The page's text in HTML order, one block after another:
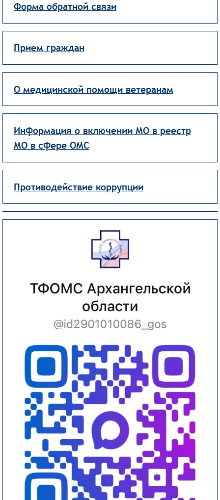
Форма обратной связи
Прием граждан
О медицинской помощи ветеранам
Информация о включении МО в реестр
МО в сфере ОМС
Противодействие коррупции